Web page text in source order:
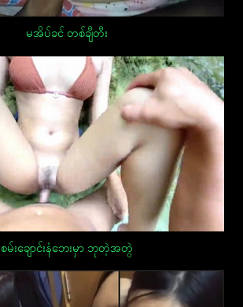
မအိပ်ခင် တစ်ချီတီး
စမ်းချောင်းနံဘေးမှာ ဘုတဲ့အတွဲ